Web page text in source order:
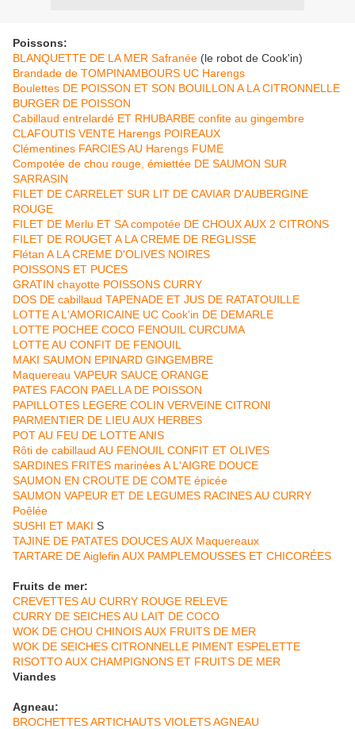
Poissons:
BLANQUETTE DE LA MER Safranée (le robot de Cook'in)
Brandade de TOMPINAMBOURS UC Harengs
Boulettes DE POISSON ET SON BOUILLON A LA CITRONNELLE
BURGER DE POISSON
Cabillaud entrelardé ET RHUBARBE confite au gingembre
CLAFOUTIS VENTE Harengs POIREAUX
Clémentines FARCIES AU Harengs FUME
Compotée de chou rouge, émiettée DE SAUMON SUR
SARRASIN
FILET DE CARRELET SUR LIT DE CAVIAR D'AUBERGINE
ROUGE
FILET DE Merlu ET SA compotée DE CHOUX AUX 2 CITRONS
FILET DE ROUGET A LA CREME DE REGLISSE
Flétan A LA CREME D'OLIVES NOIRES
POISSONS ET PUCES
GRATIN chayotte POISSONS CURRY
DOS DE cabillaud TAPENADE ET JUS DE RATATOUILLE
LOTTE A L'AMORICAINE UC Cook'in DE DEMARLE
LOTTE POCHEE COCO FENOUIL CURCUMA
LOTTE AU CONFIT DE FENOUIL
MAKI SAUMON EPINARD GINGEMBRE
Maquereau VAPEUR SAUCE ORANGE
PATES FACON PAELLA DE POISSON
PAPILLOTES LEGERE COLIN VERVEINE CITRONl
PARMENTIER DE LIEU AUX HERBES
POT AU FEU DE LOTTE ANIS
Rôti de cabillaud AU FENOUIL CONFIT ET OLIVES
SARDINES FRITES marinées A L'AIGRE DOUCE
SAUMON EN CROUTE DE COMTE épicée
SAUMON VAPEUR ET DE LEGUMES RACINES AU CURRY
Poêlée
SUSHI ET MAKI S
TAJINE DE PATATES DOUCES AUX Maquereaux
TARTARE DE Aiglefin AUX PAMPLEMOUSSES ET CHICORÉES
Fruits de mer:
CREVETTES AU CURRY ROUGE RELEVE
CURRY DE SEICHES AU LAIT DE COCO
WOK DE CHOU CHINOIS AUX FRUITS DE MER
WOK DE SEICHES CITRONNELLE PIMENT ESPELETTE
RISOTTO AUX CHAMPIGNONS ET FRUITS DE MER
Viandes
Agneau:
BROCHETTES ARTICHAUTS VIOLETS AGNEAU